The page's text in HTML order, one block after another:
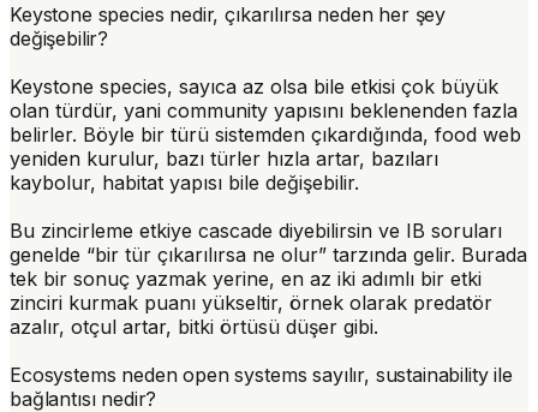
Keystone species nedir, çıkarılırsa neden her şey
değişebilir?
Keystone species, sayıca az olsa bile etkisi çok büyük
olan türdür, yani community yapısını beklenenden fazla
belirler. Böyle bir türü sistemden çıkardığında, food web
yeniden kurulur, bazı türler hızla artar, bazıları
kaybolur, habitat yapısı bile değişebilir.
Bu zincirleme etkiye cascade diyebilirsin ve IB soruları
genelde “bir tür çıkarılırsa ne olur” tarzında gelir. Burada
tek bir sonuç yazmak yerine, en az iki adımlı bir etki
zinciri kurmak puanı yükseltir, örnek olarak predatör
azalır, otçul artar, bitki örtüsü düşer gibi.
Ecosystems neden open systems sayılır, sustainability ile
bağlantısı nedir?